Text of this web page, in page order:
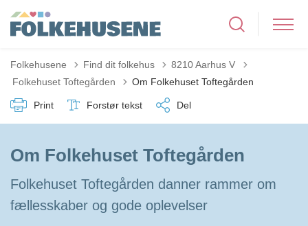
Folkehusene Find dit folkehus
8210 Aarhus V
Tilbage til
Folkehuset Toftegården Om Folkehuset Toftegården
Print Forstør tekst Del
Om Folkehuset Toftegården
Folkehuset Toftegården danner rammer om
fællesskaber og gode oplevelser